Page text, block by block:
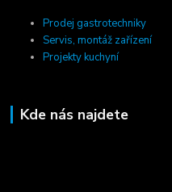
Prodej gastrotechniky
Servis, montáž zařízení
Projekty kuchyní
Kde nás najdete